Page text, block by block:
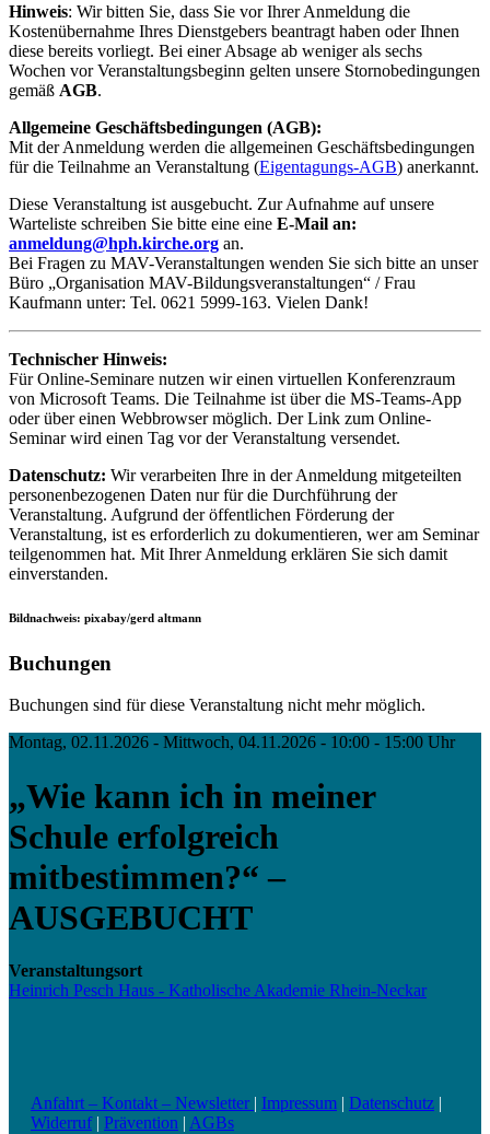
Hinweis: Wir bitten Sie, dass Sie vor Ihrer Anmeldung die
Kostenübernahme Ihres Dienstgebers beantragt haben oder Ihnen
diese bereits vorliegt. Bei einer Absage ab weniger als sechs
Wochen vor Veranstaltungsbeginn gelten unsere Stornobedingungen
gemäß AGB.
Allgemeine Geschäftsbedingungen (AGB):
Mit der Anmeldung werden die allgemeinen Geschäftsbedingungen
für die Teilnahme an Veranstaltung (Eigentagungs-AGB) anerkannt.
Diese Veranstaltung ist ausgebucht. Zur Aufnahme auf unsere
Warteliste schreiben Sie bitte eine eine E-Mail an:
anmeldung@hph.kirche.org an.
Bei Fragen zu MAV-Veranstaltungen wenden Sie sich bitte an unser
Büro „Organisation MAV-Bildungsveranstaltungen“ / Frau
Kaufmann unter: Tel. 0621 5999-163. Vielen Dank!
Technischer Hinweis:
Für Online-Seminare nutzen wir einen virtuellen Konferenzraum
von Microsoft Teams. Die Teilnahme ist über die MS-Teams-App
oder über einen Webbrowser möglich. Der Link zum Online-
Seminar wird einen Tag vor der Veranstaltung versendet.
Datenschutz: Wir verarbeiten Ihre in der Anmeldung mitgeteilten
personenbezogenen Daten nur für die Durchführung der
Veranstaltung. Aufgrund der öffentlichen Förderung der
Veranstaltung, ist es erforderlich zu dokumentieren, wer am Seminar
teilgenommen hat. Mit Ihrer Anmeldung erklären Sie sich damit
einverstanden.
Bildnachweis: pixabay/gerd altmann
Buchungen
Buchungen sind für diese Veranstaltung nicht mehr möglich.
Montag, 02.11.2026 - Mittwoch, 04.11.2026 - 10:00 - 15:00 Uhr
„Wie kann ich in meiner
Schule erfolgreich
mitbestimmen?“ –
AUSGEBUCHT
Veranstaltungsort
Heinrich Pesch Haus - Katholische Akademie Rhein-Neckar
Anfahrt – Kontakt – Newsletter | Impressum | Datenschutz |
Widerruf| Prävention | AGBs